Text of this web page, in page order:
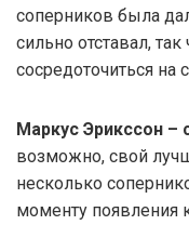
соперников была
сильно отставал,
сосредоточиться на
Маркус Эрикссон –
возможно, свой
несколько
моменту появления